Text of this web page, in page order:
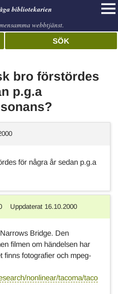
bibliotekarien
webbtjänst.
SÖK
bro förstördes
p.g.a
för några år sedan p.g.a
Uppdaterat 16.10.2000
Bridge. Den
filmen om händelsen har
finns fotografier och mpeg-
nonlinear/tacoma/taco